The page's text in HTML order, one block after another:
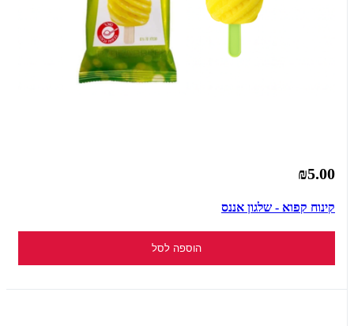
₪5.00
קינוח קפוא - שלגון אננס
הוספה לסל